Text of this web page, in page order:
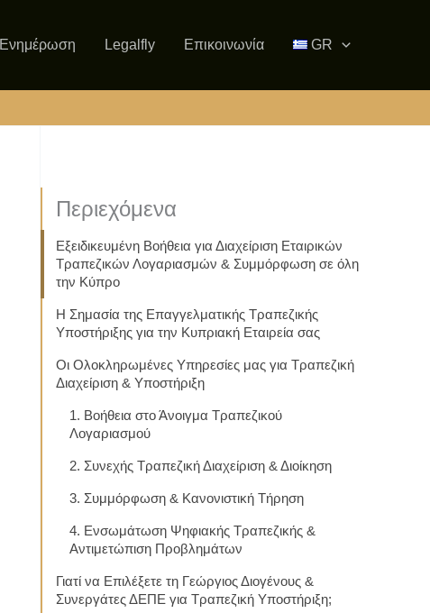
Ενημέρωση Legalfly Επικοινωνία GR
Περιεχόμενα
Εξειδικευμένη Βοήθεια για Διαχείριση Εταιρικών
Τραπεζικών Λογαριασμών & Συμμόρφωση σε όλη
την Κύπρο
Η Σημασία της Επαγγελματικής Τραπεζικής
Υποστήριξης για την Κυπριακή Εταιρεία σας
Οι Ολοκληρωμένες Υπηρεσίες μας για Τραπεζική
Διαχείριση & Υποστήριξη
1. Βοήθεια στο Άνοιγμα Τραπεζικού
Λογαριασμού
2. Συνεχής Τραπεζική Διαχείριση & Διοίκηση
3. Συμμόρφωση & Κανονιστική Τήρηση
4. Ενσωμάτωση Ψηφιακής Τραπεζικής &
Αντιμετώπιση Προβλημάτων
Γιατί να Επιλέξετε τη Γεώργιος Διογένους &
Συνεργάτες ΔΕΠΕ για Τραπεζική Υποστήριξη;